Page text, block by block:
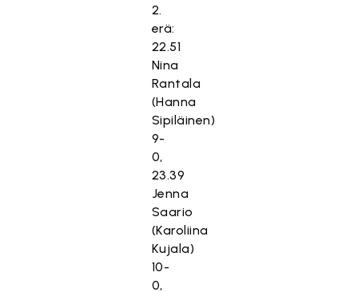
2.
erä:
22.51
Nina
Rantala
(Hanna
Sipiläinen)
9-
0,
23.39
Jenna
Saario
(Karoliina
Kujala)
10-
0,